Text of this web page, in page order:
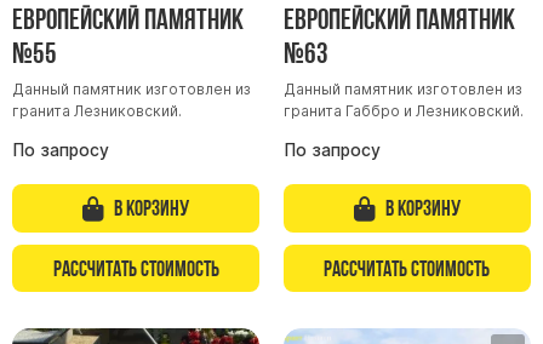
Голуби
Распятие
Скорбящие
Цветы
Европейский памятник
№55
Данный памятник изготовлен из
гранита Лезниковский.
По запросу
В корзину
Рассчитать стоимость
Европейский памятник
№63
Данный памятник изготовлен из
гранита Габбро и Лезниковский.
По запросу
В корзину
Рассчитать стоимость